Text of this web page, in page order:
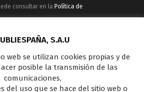
consultar en la Política de
es empresa de Mediaset España
Telecinco, Cuatro, Factoría de Ficción,
y Be Mad, así como de una amplia
de medios y con una gran
la comercialización de diferentes
S.A.U
web se utilizan cookies propias y de
posible la transmisión de las
comunicaciones,
del uso que se hace del sitio web o